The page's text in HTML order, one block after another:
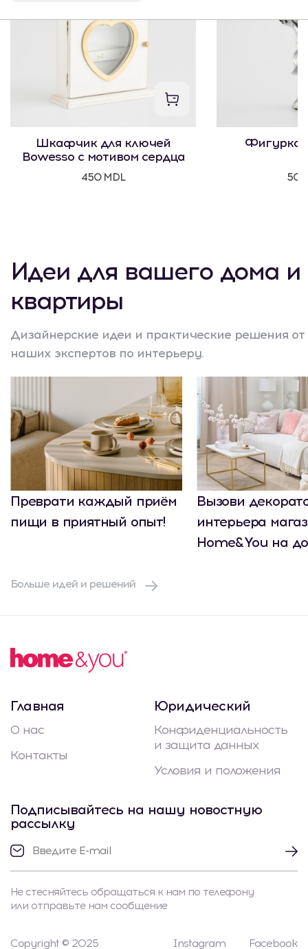
Шкафчик для ключей
Bowesso с мотивом сердца
450 MDL
Фигурка
500
Идеи для вашего дома и
квартиры
Дизайнерские идеи и практические решения от
наших экспертов по интерьеру.
Преврати каждый приём
пищи в приятный опыт!
Вызови
интерьера
Home&You на
Больше идей и решений
Главная
О нас
Контакты
Юридический
Конфиденциальность
и защита данных
Условия и положения
Подписывайтесь на нашу новостную
рассылку
Не стесняйтесь обращаться к нам по телефону
или отправьте нам сообщение
Copyright © 2025 Instagram Facebook